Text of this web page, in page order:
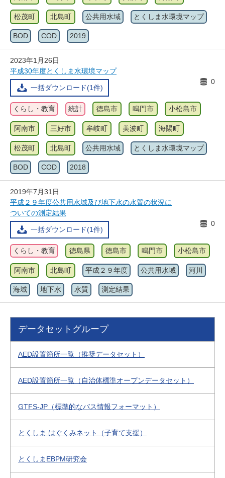
松茂町 北島町 公共用水域 とくしま水環境マップ
BOD COD 2019
2023年1月26日
平成30年度とくしま水環境マップ
一括ダウンロード(1件)
0
くらし・教育 統計 徳島市 鳴門市 小松島市
阿南市 三好市 牟岐町 美波町 海陽町
松茂町 北島町 公共用水域 とくしま水環境マップ
BOD COD 2018
2019年7月31日
平成２９年度公共用水域及び地下水の水質の状況に
ついての測定結果
一括ダウンロード(1件)
0
くらし・教育 徳島県 徳島市 鳴門市 小松島市
阿南市 北島町 平成２９年度 公共用水域 河川
海域 地下水 水質 測定結果
データセットグループ
AED設置箇所一覧（推奨データセット）
AED設置箇所一覧（自治体標準オープンデータセット）
GTFS-JP（標準的なバス情報フォーマット）
とくしま はぐくみネット（子育て支援）
とくしまEBPM研究会